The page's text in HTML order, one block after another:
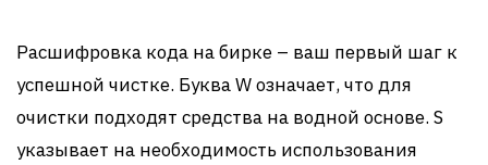
Расшифровка кода на бирке – ваш первый шаг к
успешной чистке. Буква W означает, что для
очистки подходят средства на водной основе. S
указывает на необходимость использования